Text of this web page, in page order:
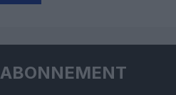
ABONNEMENT